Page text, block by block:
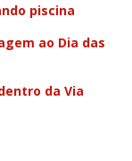
piscina
ao Dia das
da Via